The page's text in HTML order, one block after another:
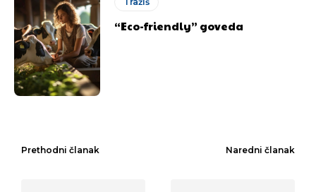
[wpuf_form id=”7463”]
[wpuf_form id=”7463”]
“Eco-friendly” goveda
Prethodni članak Naredni članak